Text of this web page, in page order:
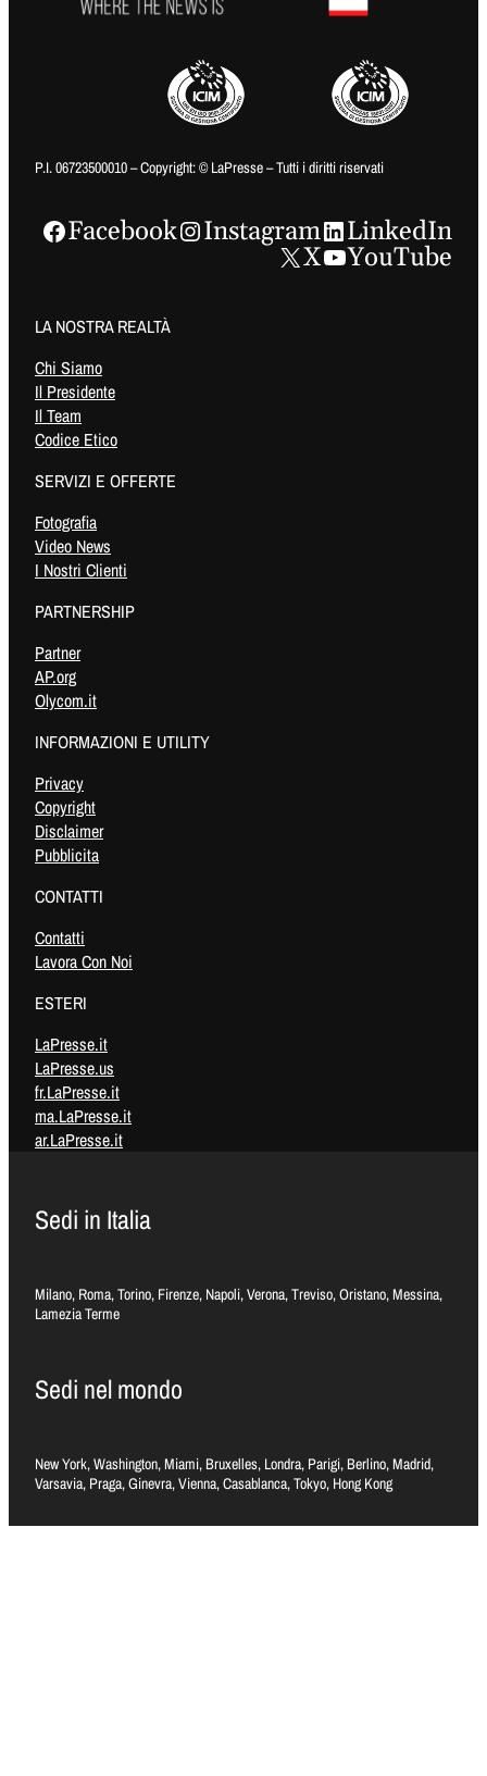
P.I. 06723500010 – Copyright: © LaPresse – Tutti i diritti riservati
Facebook Instagram
LinkedIn
X
YouTube
LA NOSTRA REALTÀ
Chi Siamo
Il Presidente
Il Team
Codice Etico
SERVIZI E OFFERTE
Fotografia
Video News
I Nostri Clienti
PARTNERSHIP
Partner
AP.org
Olycom.it
INFORMAZIONI E UTILITY
Privacy
Copyright
Disclaimer
Pubblicita
CONTATTI
Contatti
Lavora Con Noi
ESTERI
LaPresse.it
LaPresse.us
fr.LaPresse.it
ma.LaPresse.it
ar.LaPresse.it
Sedi in Italia
Milano, Roma, Torino, Firenze, Napoli, Verona, Treviso, Oristano, Messina,
Lamezia Terme
Sedi nel mondo
New York, Washington, Miami, Bruxelles, Londra, Parigi, Berlino, Madrid,
Varsavia, Praga, Ginevra, Vienna, Casablanca, Tokyo, Hong Kong